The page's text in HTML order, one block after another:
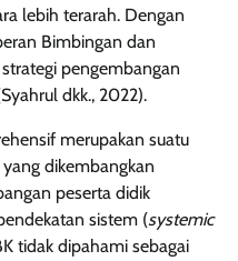
lebih terarah. Dengan
Bimbingan dan
pengembangan
dkk., 2022).
merupakan suatu
dikembangkan
peserta didik
sistem (systemic
tidak dipahami sebagai